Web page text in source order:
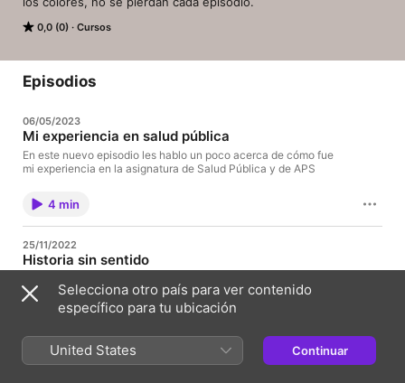
0,0 (0) Cursos
Episodios
06/05/2023
Mi experiencia en salud pública
En este nuevo episodio les hablo un poco acerca de cómo fue
mi experiencia en la asignatura de Salud Pública y de APS
4 min
25/11/2022
Historia sin sentido
descubrimiento.
17/06/2021
Selecciona otro país para ver contenido
específico para tu ubicación
United States Continuar